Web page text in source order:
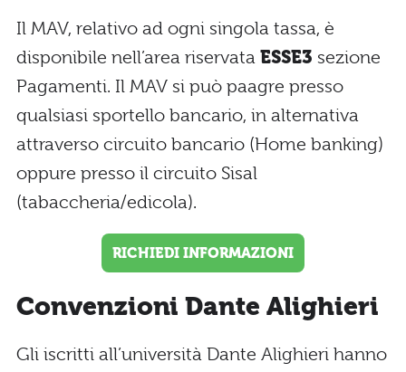
Il MAV, relativo ad ogni singola tassa, è
disponibile nell’area riservata ESSE3 sezione
Pagamenti. Il MAV si può paagre presso
qualsiasi sportello bancario, in alternativa
attraverso circuito bancario (Home banking)
oppure presso il circuito Sisal
(tabaccheria/edicola).
RICHIEDI INFORMAZIONI
Convenzioni Dante Alighieri
Gli iscritti all’università Dante Alighieri hanno